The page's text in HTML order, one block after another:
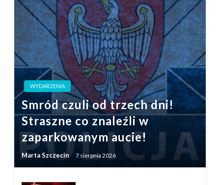
WYDARZENIA
Smród czuli od trzech dni!
Straszne co znaleźli w
zaparkowanym aucie!
Marta Szczecin 7 sierpnia 2026